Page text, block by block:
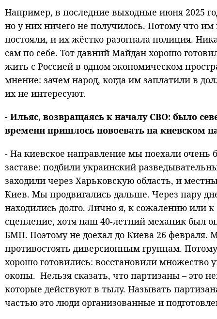
Например, в последние выходные июня 2025
но у них ничего не получилось. Потому что
постояли, и их жёстко разогнала полиция.
сам по себе. Тот давний Майдан хорошо
жить с Россией в одном экономическом
мнение: зачем народ, когда им заплатили в
их не интересуют.
- Ильяс, возвращаясь к началу СВО: было
времени пришлось повоевать на киевском
- На киевское направление мы поехали
заставе: подбили украинский
заходили через Харьковскую область, и
Киев. Мы продвигались дальше. Через пару
находились долго. Лично я, к сожалению или
сцепление, хотя наш 40-летний механик был
БМП. Поэтому не доехал до Киева 26 февраля.
противостоять диверсионным группам.
хорошо готовились: восстановили множество
окопы. Нельзя сказать, что партизаны – это
которые действуют в тылу. Называть
частью это люди организованные и